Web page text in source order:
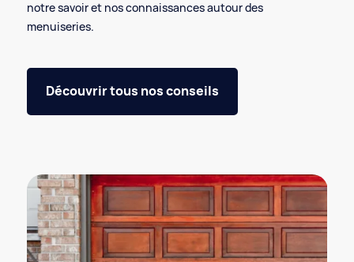
notre savoir et nos connaissances autour des
menuiseries.
Découvrir tous nos conseils